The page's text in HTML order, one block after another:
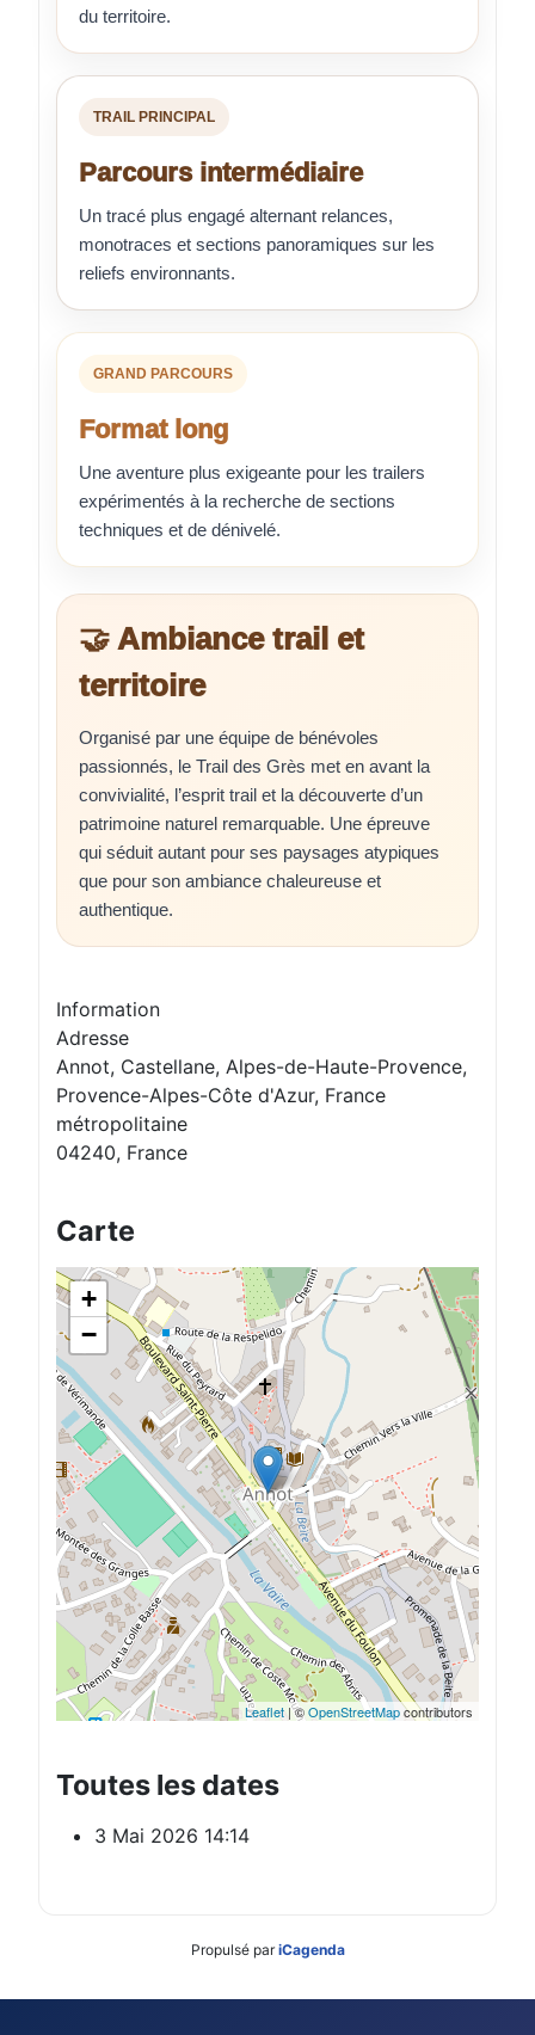
du territoire.
TRAIL PRINCIPAL
Parcours intermédiaire
Un tracé plus engagé alternant relances,
monotraces et sections panoramiques sur les
reliefs environnants.
GRAND PARCOURS
Format long
Une aventure plus exigeante pour les trailers
expérimentés à la recherche de sections
techniques et de dénivelé.
🤝 Ambiance trail et
territoire
Organisé par une équipe de bénévoles
passionnés, le Trail des Grès met en avant la
convivialité, l’esprit trail et la découverte d’un
patrimoine naturel remarquable. Une épreuve
qui séduit autant pour ses paysages atypiques
que pour son ambiance chaleureuse et
authentique.
Information
Adresse
Annot, Castellane, Alpes-de-Haute-Provence,
Provence-Alpes-Côte d'Azur, France
métropolitaine
04240, France
Carte
+
−
Leaflet | ©OpenStreetMapcontributors
Toutes les dates
3 Mai 2026 14:14
Propulsé pariCagenda